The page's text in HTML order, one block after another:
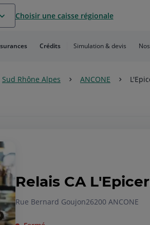
Choisir une caisse régionale
Crédits Simulation & devis
Sud Rhône Alpes ANCONE
Relais CA
Rue Bernard Goujon26200 ANCONE